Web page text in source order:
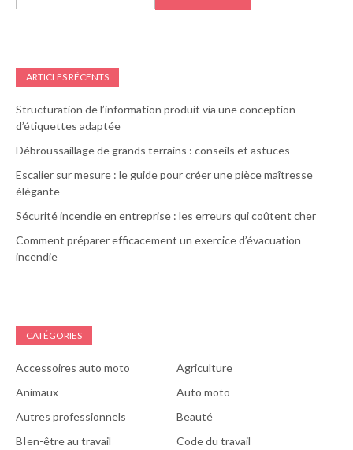
ARTICLES RÉCENTS
Structuration de l’information produit via une conception
d’étiquettes adaptée
Débroussaillage de grands terrains : conseils et astuces
Escalier sur mesure : le guide pour créer une pièce maîtresse
élégante
Sécurité incendie en entreprise : les erreurs qui coûtent cher
Comment préparer efficacement un exercice d’évacuation
incendie
CATÉGORIES
Accessoires auto moto
Agriculture
Animaux
Auto moto
Autres professionnels
Beauté
BIen-être au travail
Code du travail